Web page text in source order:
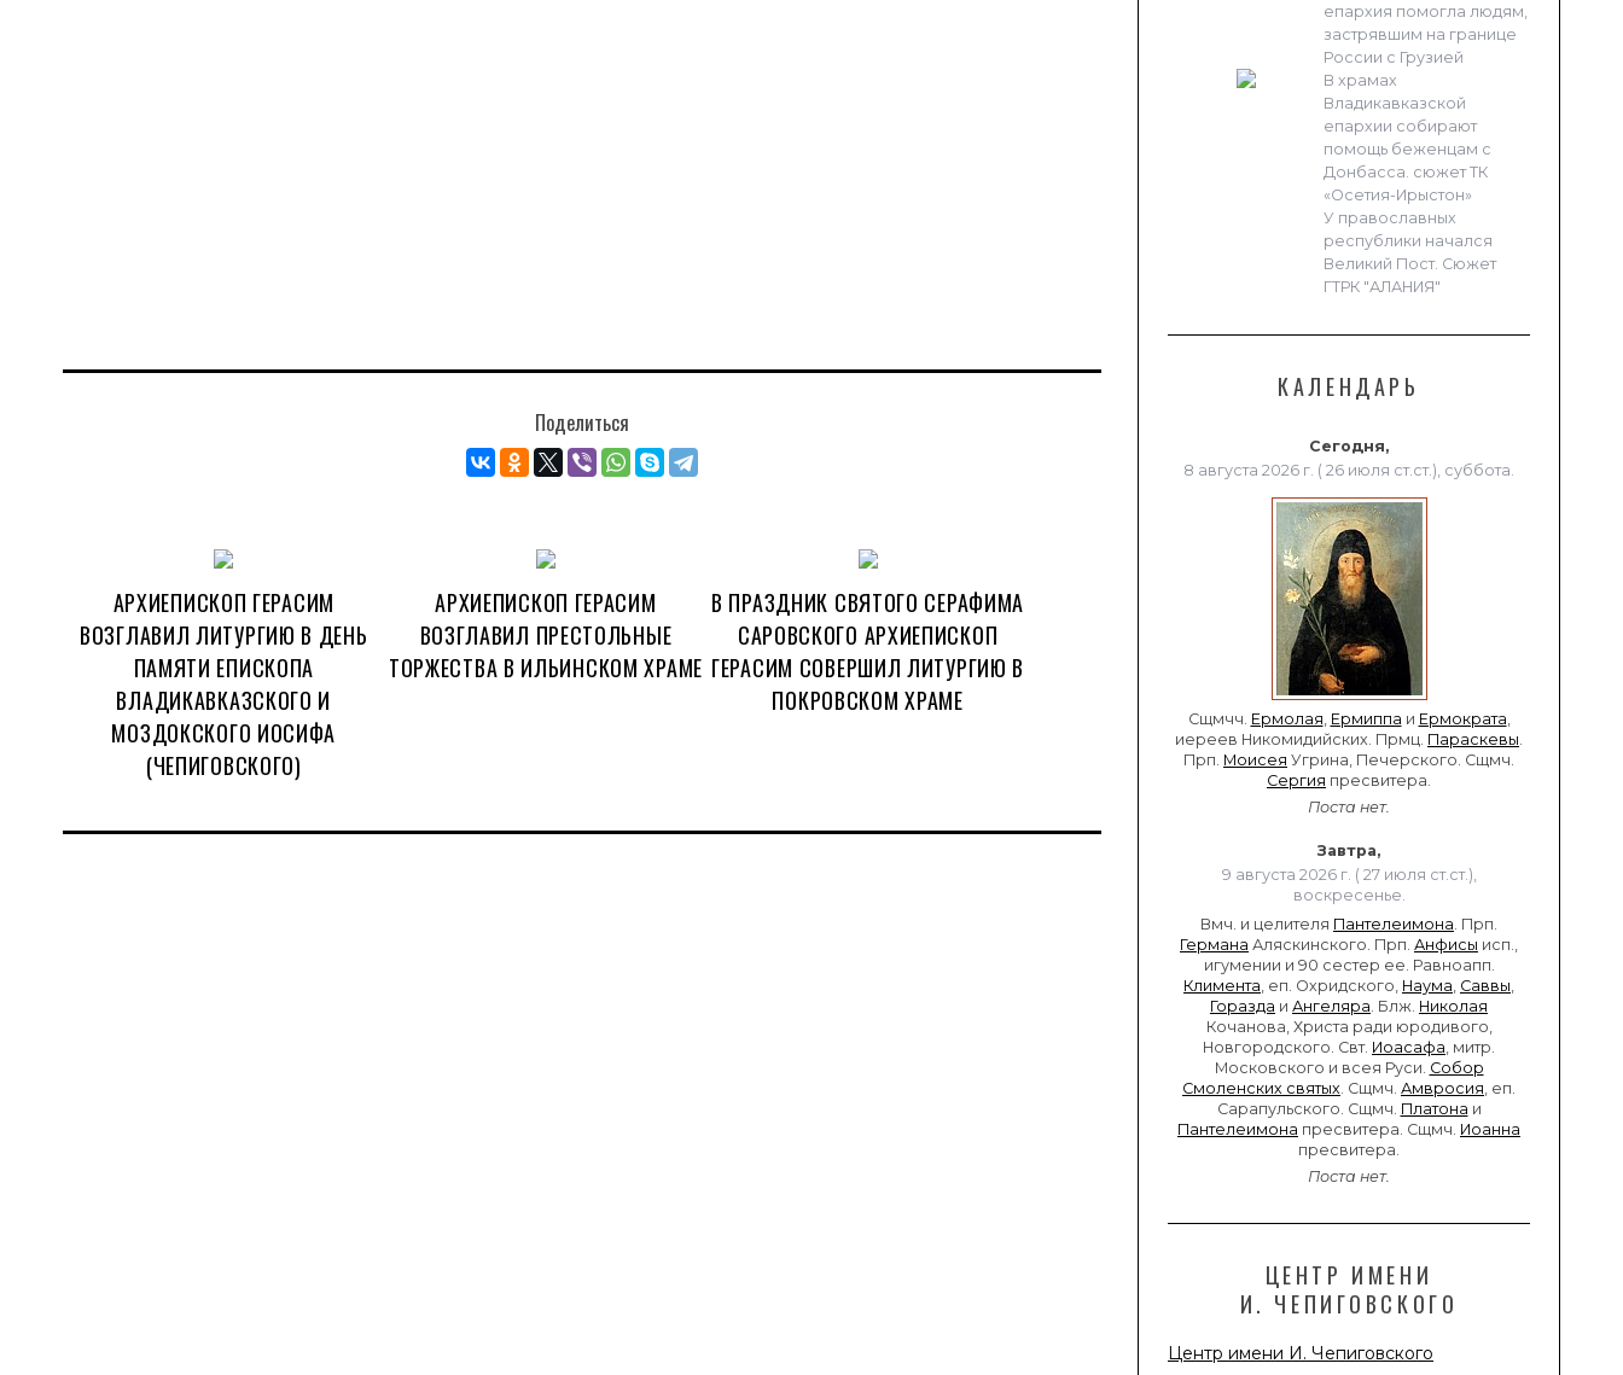
епархия помогла людям,
застрявшим на границе
России с Грузией
В храмах
Владикавказской
епархии собирают
помощь беженцам с
Донбасса. сюжет ТК
«Осетия-Ирыстон»
У православных
республики начался
Великий Пост. Сюжет
ГТРК "АЛАНИЯ"
КАЛЕНДАРЬ
Сегодня,
8 августа 2026 г. ( 26 июля ст.ст.), суббота.
Сщмчч. Ермолая Ермиппа и Ермократа
иереев Никомидийских. Прмц. Параскевы
Прп. Моисея Угрина, Печерского. Сщмч.
Сергия пресвитера.
Поста нет.
Завтра,
9 августа 2026 г. ( 27 июля ст.ст.),
воскресенье.
Вмч. и целителя Пантелеимона . Прп.
Германа Аляскинского. Прп. Анфисы исп.,
игумении и 90 сестер ее. Равноапп.
Климента , еп. Охридского, Наума Саввы
Горазда и Ангеляра . Блж. Николая
Кочанова, Христа ради юродивого,
Новгородского. Свт. Иоасафа , митр.
Московского и всея Руси. Собор
Смоленских святых . Сщмч. Амвросия , еп.
Сарапульского. Сщмч. Платона и
Пантелеимона пресвитера. Сщмч. Иоанна
пресвитера.
Поста нет.
ЦЕНТР ИМЕНИ
И. ЧЕПИГОВСКОГО
Центр имени И. Чепиговского
Поделиться
АРХИЕПИСКОП ГЕРАСИМ
ВОЗГЛАВИЛ ЛИТУРГИЮ В ДЕНЬ
ПАМЯТИ ЕПИСКОПА
ВЛАДИКАВКАЗСКОГО И
МОЗДОКСКОГО ИОСИФА
(ЧЕПИГОВСКОГО)
АРХИЕПИСКОП ГЕРАСИМ
ВОЗГЛАВИЛ ПРЕСТОЛЬНЫЕ
ТОРЖЕСТВА В ИЛЬИНСКОМ ХРАМЕ
В ПРАЗДНИК СВЯТОГО СЕРАФИМА
САРОВСКОГО АРХИЕПИСКОП
ГЕРАСИМ СОВЕРШИЛ ЛИТУРГИЮ В
ПОКРОВСКОМ ХРАМЕ